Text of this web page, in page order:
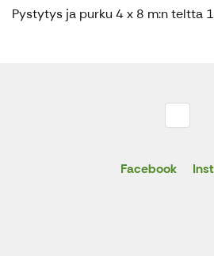
Pystytys ja purku 4 x 8 m:n teltta
Facebook